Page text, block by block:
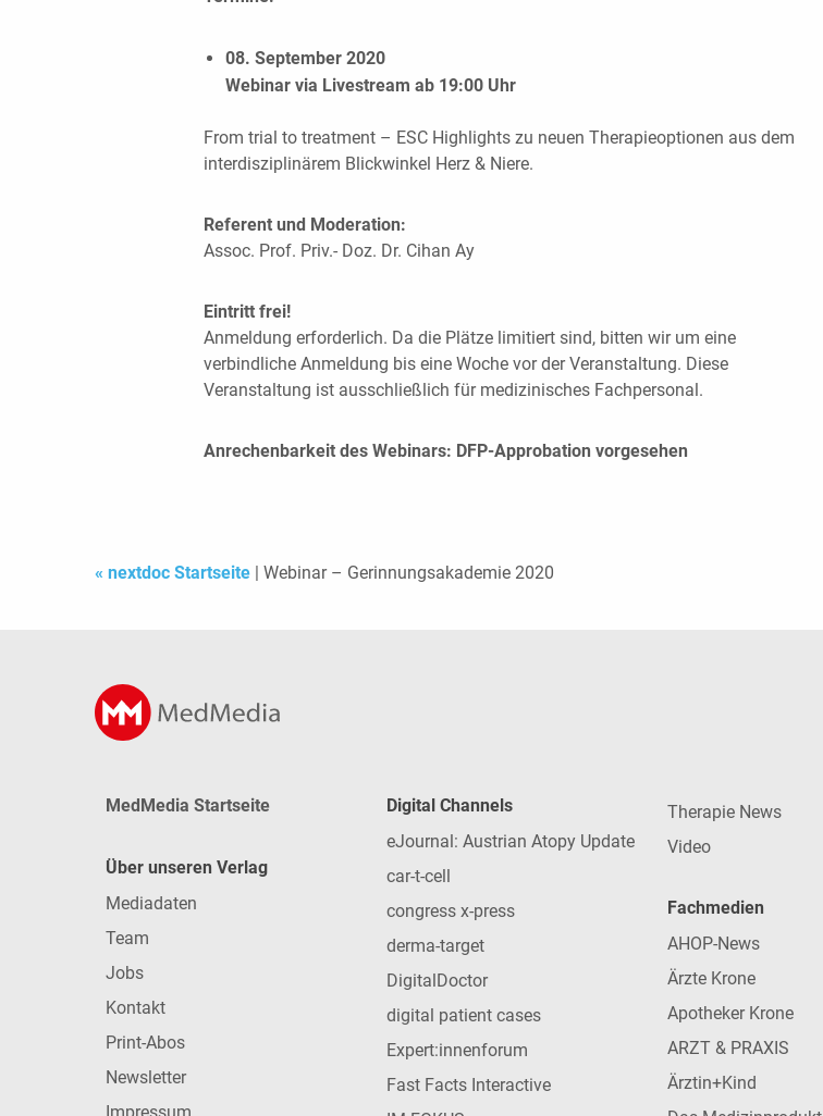
08. September 2020
Webinar via Livestream ab 19:00 Uhr
From trial to treatment – ESC Highlights zu neuen Therapieoptionen aus dem
interdisziplinärem Blickwinkel Herz & Niere.
Referent und Moderation:
Assoc. Prof. Priv.- Doz. Dr. Cihan Ay
Eintritt frei!
Anmeldung erforderlich. Da die Plätze limitiert sind, bitten wir um eine
verbindliche Anmeldung bis eine Woche vor der Veranstaltung. Diese
Veranstaltung ist ausschließlich für medizinisches Fachpersonal.
Anrechenbarkeit des Webinars: DFP-Approbation vorgesehen
« nextdoc Startseite | Webinar – Gerinnungsakademie 2020
MedMedia Startseite
Über unseren Verlag
Mediadaten
Team
Jobs
Kontakt
Print-Abos
Newsletter
Impressum
Digital Channels
eJournal: Austrian Atopy Update
car-t-cell
congress x-press
derma-target
DigitalDoctor
digital patient cases
Expert:innenforum
Fast Facts Interactive
Therapie News
Video
Fachmedien
AHOP-News
Ärzte Krone
Apotheker Krone
ARZT & PRAXIS
Ärztin+Kind